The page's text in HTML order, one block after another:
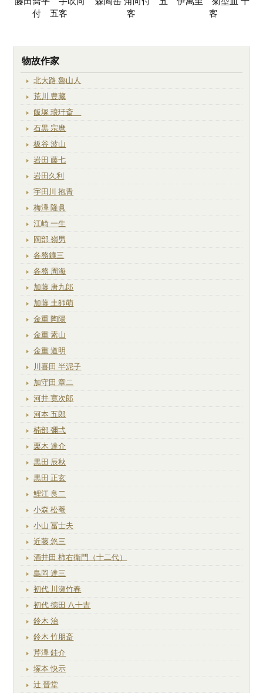
付 五客
客
客
物故作家
北大路 魯山人
荒川 豊藏
飯塚 琅玕斎
石黒 宗麿
板谷 波山
岩田 藤七
岩田久利
宇田川 抱青
梅澤 隆眞
江崎 一生
岡部 嶺男
各務鑛三
各務 周海
加藤 唐九郎
加藤 土師萌
金重 陶陽
金重 素山
金重 道明
川喜田 半泥子
加守田 章二
河井 寛次郎
河本 五郎
楠部 彌弌
栗木 達介
黒田 辰秋
黒田 正玄
鯉江 良二
小森 松菴
小山 冨士夫
近藤 悠三
酒井田 柿右衛門（十二代）
島岡 達三
初代 川瀬竹春
初代 徳田 八十吉
鈴木 治
鈴木 竹朋斎
芹澤 銈介
塚本 快示
辻 晉堂